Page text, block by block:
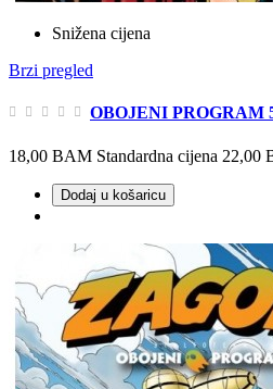
Snižena cijena
Brzi pregled
OBOJENI PROGRAM
18,00 BAM Standardna cijena 22,00
Dodaj u košaricu